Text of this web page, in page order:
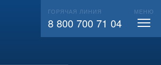
ВЫЗВАТЬ СЛЕСАРЯ
ГОРЯЧАЯ ЛИНИЯ
8 800 700 71 04
МЕНЮ